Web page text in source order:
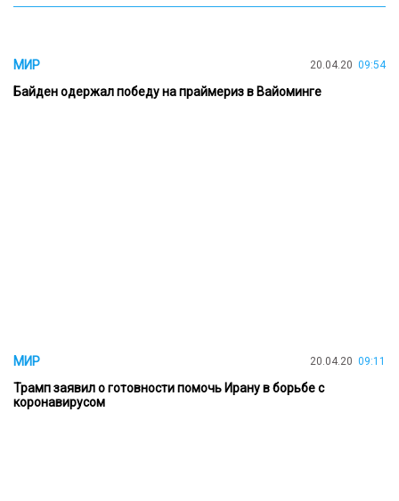
МИР 20.04.20 09:54
Байден одержал победу на праймериз в Вайоминге
МИР 20.04.20 09:11
Трамп заявил о готовности помочь Ирану в борьбе с
коронавирусом